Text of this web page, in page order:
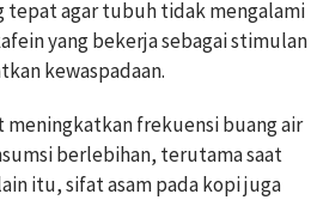
tepat agar tubuh tidak mengalami
yang bekerja sebagai stimulan
kewaspadaan.
frekuensi buang air
berlebihan, terutama saat
itu, sifat asam pada kopi juga